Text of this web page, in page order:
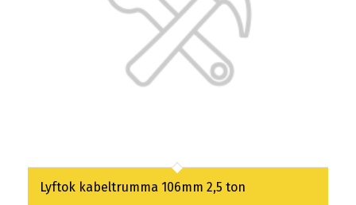
Lyftok kabeltrumma 106mm 2,5 ton